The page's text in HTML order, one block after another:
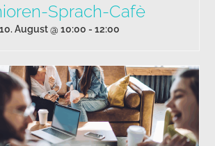
Sprach-Cafè
10. August @ 10:00 - 12:00